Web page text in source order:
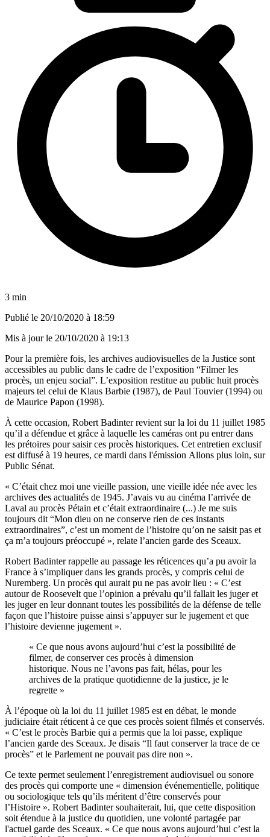
3 min
Publié le 20/10/2020 à 18:59
Mis à jour le 20/10/2020 à 19:13
Pour la première fois, les archives audiovisuelles de la Justice sont
accessibles au public dans le cadre de l’exposition “Filmer les
procès, un enjeu social”. L’exposition restitue au public huit procès
majeurs tel celui de Klaus Barbie (1987), de Paul Touvier (1994) ou
de Maurice Papon (1998).
À cette occasion, Robert Badinter revient sur la loi du 11 juillet 1985
qu’il a défendue et grâce à laquelle les caméras ont pu entrer dans
les prétoires pour saisir ces procès historiques. Cet entretien exclusif
est diffusé à 19 heures, ce mardi dans l'émission Allons plus loin, sur
Public Sénat.
« C’était chez moi une vieille passion, une vieille idée née avec les
archives des actualités de 1945. J’avais vu au cinéma l’arrivée de
Laval au procès Pétain et c’était extraordinaire (...) Je me suis
toujours dit “Mon dieu on ne conserve rien de ces instants
extraordinaires”, c’est un moment de l’histoire qu’on ne saisit pas et
ça m’a toujours préoccupé », relate l’ancien garde des Sceaux.
Robert Badinter rappelle au passage les réticences qu’a pu avoir la
France à s’impliquer dans les grands procès, y compris celui de
Nuremberg. Un procès qui aurait pu ne pas avoir lieu : « C’est
autour de Roosevelt que l’opinion a prévalu qu’il fallait les juger et
les juger en leur donnant toutes les possibilités de la défense de telle
façon que l’histoire puisse ainsi s’appuyer sur le jugement et que
l’histoire devienne jugement ».
« Ce que nous avons aujourd’hui c’est la possibilité de
filmer, de conserver ces procès à dimension
historique. Nous ne l’avons pas fait, hélas, pour les
archives de la pratique quotidienne de la justice, je le
regrette »
À l’époque où la loi du 11 juillet 1985 est en débat, le monde
judiciaire était réticent à ce que ces procès soient filmés et conservés.
« C’est le procès Barbie qui a permis que la loi passe, explique
l’ancien garde des Sceaux. Je disais “Il faut conserver la trace de ce
procès” et le Parlement ne pouvait pas dire non ».
Ce texte permet seulement l’enregistrement audiovisuel ou sonore
des procès qui comporte une « dimension événementielle, politique
ou sociologique tels qu’ils méritent d’être conservés pour
l’Histoire ». Robert Badinter souhaiterait, lui, que cette disposition
soit étendue à la justice du quotidien, une volonté partagée par
l'actuel garde des Sceaux. « Ce que nous avons aujourd’hui c’est la